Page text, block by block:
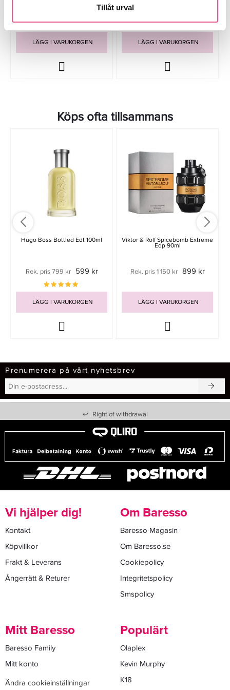
Tillåt urval
LÄGG I VARUKORGEN
Rek. pris 549 kr
LÄGG I VARUKORGEN
Köps ofta tillsammans
Hugo Boss Bottled Edt 100ml
Rek. pris 799 kr 599 kr
LÄGG I VARUKORGEN
Viktor & Rolf Spicebomb Extreme
Edp 90ml
Rek. pris 1 150 kr 899 kr
LÄGG I VARUKORGEN
Prenumerera på vårt nyhetsbrev
↩ Right of withdrawal
Vi hjälper dig!
Kontakt
Köpvillkor
Frakt & Leverans
Ångerrätt & Returer
Om Baresso
Baresso Magasin
Om Baresso.se
Cookiepolicy
Integritetspolicy
Smspolicy
Mitt Baresso
Baresso Family
Mitt konto
Ändra cookieinställningar
Populärt
Olaplex
Kevin Murphy
K18